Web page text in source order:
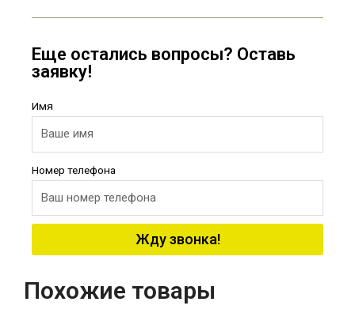
Еще остались вопросы? Оставь
заявку!
Имя
Номер телефона
Жду звонка!
Похожие товары